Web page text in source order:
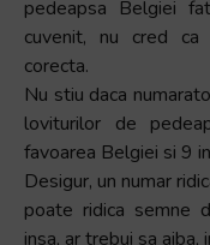
pedeapsa Belgiei
cuvenit, nu cred ca
corecta.
Nu stiu daca
loviturilor de
favoarea Belgiei si 9
Desigur, un numar
poate ridica semne
insa, ar trebui sa